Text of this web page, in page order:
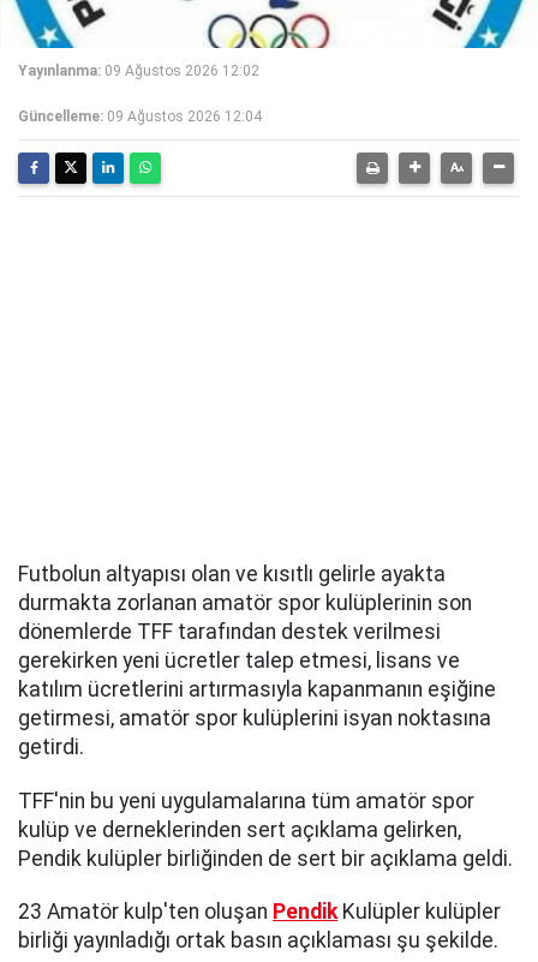
Yayınlanma: 09 Ağustos 2026 12:02
Güncelleme: 09 Ağustos 2026 12:04
Futbolun altyapısı olan ve kısıtlı gelirle ayakta
durmakta zorlanan amatör spor kulüplerinin son
dönemlerde TFF tarafından destek verilmesi
gerekirken yeni ücretler talep etmesi, lisans ve
katılım ücretlerini artırmasıyla kapanmanın eşiğine
getirmesi, amatör spor kulüplerini isyan noktasına
getirdi.
TFF'nin bu yeni uygulamalarına tüm amatör spor
kulüp ve derneklerinden sert açıklama gelirken,
Pendik kulüpler birliğinden de sert bir açıklama geldi.
23 Amatör kulp'ten oluşan PendikKulüpler kulüpler
birliği yayınladığı ortak basın açıklaması şu şekilde.